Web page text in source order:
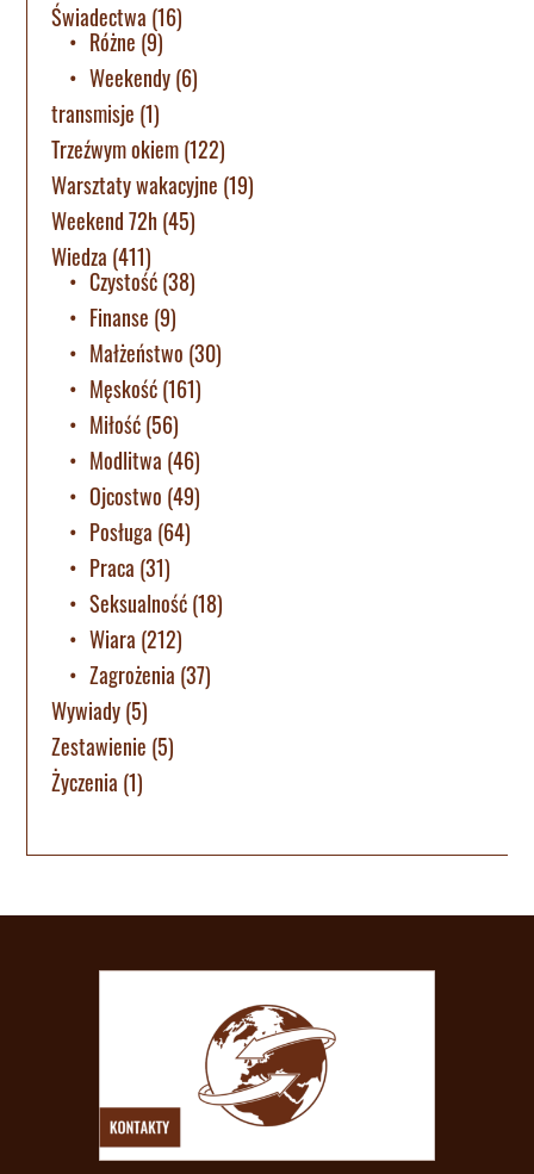
Świadectwa (16)
Różne (9)
Weekendy(6)
transmisje (1)
Trzeźwym okiem(122)
Warsztaty wakacyjne (19)
Weekend 72h(45)
Wiedza (411)
Czystość(38)
Finanse (9)
Małżeństwo (30)
Męskość(161)
Miłość(56)
Modlitwa (46)
Ojcostwo (49)
Posługa (64)
Praca (31)
Seksualność(18)
Wiara (212)
Zagrożenia (37)
Wywiady(5)
Zestawienie (5)
Życzenia (1)